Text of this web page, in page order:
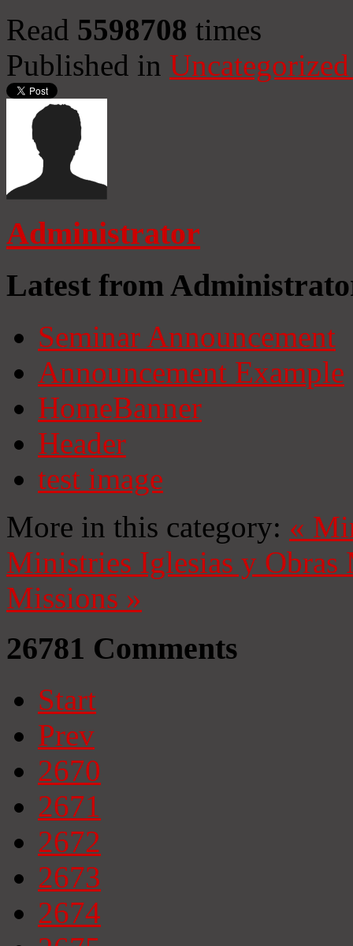
Read 5598708 times
Published in
Administrator
Latest from
Seminar Announcement
Announcement Example
HomeBanner
Header
test image
More in this category: «
Ministries Iglesias y Obras
Missions »
26781 Comments
Start
Prev
2670
2671
2672
2673
2674